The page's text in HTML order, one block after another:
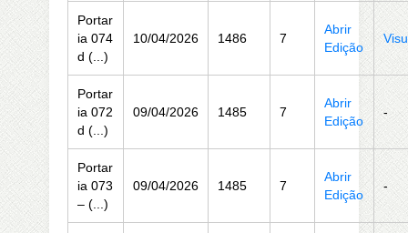
Portar
ia 074
d (...)
10/04/2026 1486 7
Abrir
Edição
Portar
ia 072
d (...)
09/04/2026 1485 7
Abrir
Edição
-
Portar
ia 073
– (...)
09/04/2026 1485 7
Abrir
Edição
-